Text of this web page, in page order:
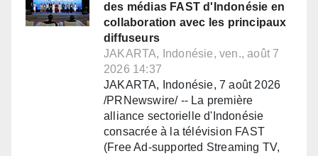
des médias FAST d'Indonésie en
collaboration avec les principaux
diffuseurs
JAKARTA, Indonésie, ven., août 7
2026 14:37
JAKARTA, Indonésie, 7 août 2026
/PRNewswire/ -- La première
alliance sectorielle d'Indonésie
consacrée à la télévision FAST
(Free Ad-supported Streaming TV,